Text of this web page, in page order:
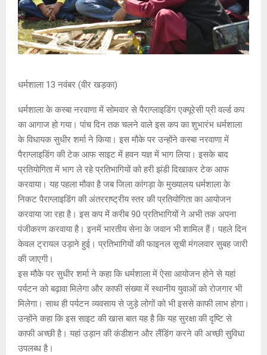
धर्मशाला 13 नवंबर (वीर खड़का)
धर्मशाला के कस्बा नरवाणा में सोमवार से पैराग्लाइडिंग एक्यूरेसी प्री वर्ल्ड कप
का आगाज हो गया। पांच दिन तक चलने वाले इस कप का शुभारंभ धर्मशाला
के विधायक सुधीर शर्मा ने किया। इस मौके पर उन्होंने कस्बा नरवाणा में
पैराग्लाइडिंग की टेक आफ साइट में हवन यज्ञ में भाग लिया। इसके बाद
प्रतियोगिता में भाग ले रहे प्रतिभागियों को हरी झंडी दिखाकर टेक आफ
करवाया। यह पहला मौका है जब जिला कांगड़ा के मुख्यालय धर्मशाला के
निकट पैराग्लाइडिंग की अंतरराष्ट्रीय स्तर की प्रतियोगिता का आयोजन
करवाया जा रहा है। इस कप में करीब 90 प्रतिभागियों ने अभी तक अपना
पंजीकरण करवाया है। इनमें भारतीय सेना के जवान भी शामिल हैं। पहले दिन
केवल ट्रायल उड़ाने हुई। प्रतिभागियों की फाइनल सूची मंगलवार सुबह जारी
की जाएगी।
इस मौके पर सुधीर शर्मा ने कहा कि धर्मशाला में ऐसा आयोजन होने से यहां
पर्यटन को बढ़ावा मिलेगा और काफी संख्या में स्थानीय युवाओं को रोजगार भी
मिलेगा। साथ ही पर्यटन व्यवसाय से जुड़े लोगों को भी इससे काफी लाभ होगा।
उन्होंने कहा कि इस साइट की खास बात यह है कि यह सुरक्षा की दृष्टि से
काफी अच्छी है। यहां उड़ान की कंडीशन और लैंडिंग करने की अच्छी सुविधा
उपलब्ध है।